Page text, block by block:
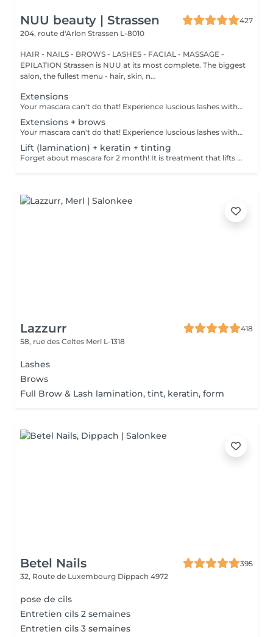
NUU beauty | Strassen
427
204, route d'Arlon Strassen L-8010
HAIR - NAILS - BROWS - LASHES - FACIAL - MASSAGE -
EPILATION Strassen is NUU at its most complete. The biggest
salon, the fullest menu - hair, skin, n...
Extensions
Your mascara can't do that! Experience luscious lashes with our professional lash extensions. Each artificial lash is expertly applied to your natural lashes, creating a fuller, longer, and darker look. Volume options: choose from 1D to 5D for the perfect fullness. Personalised choices: discuss your preferences for curves and colours with our expert. What to expect: - eye area is cleaned - tape and patches are applied to protect the skin - extensions are applied to your natural lashes - lashes are dried for a secure hold - tape and patches are removed Age restrictions: recommended to do from 16 years. Post procedure recommendations: do not wash eyelashes 24 hours after the procedure. Frequency: once in 3-4 weeks.
Extensions + brows
Your mascara can't do that! Experience luscious lashes with our professional lash extensions. Each artificial lash is expertly applied to your natural lashes, creating a fuller, longer, and darker look. Volume options: choose from 1D to 5D for the perfect fullness. Personalised choices: discuss your preferences for curves and colours with our expert. What to expect: - eye area is cleaned - tape and patches are applied to protect the skin - extensions are applied to your natural lashes - lashes are dried for a secure hold - tape and patches are removed Age restrictions: recommended to do from 16 years. Post procedure recommendations: do not wash eyelashes 24 hours after the procedure. Frequency: once in 3-4 weeks.
Lift (lamination) + keratin + tinting
Forget about mascara for 2 month! It is treatment that lifts and curls your natural lashes to make them look longer and give them an attractive shape that will open up your eyes. How is lash lamination done? - lashes are washed - eye pad is placed - silicone rods are placed - perming solution is applied - lifting solution is applied - noutralizing solution is applied - henna or paint is applied - keratin is applied - lashes are washed - silicone rods are removed Age restrictions: recommended to do from 14 years. Post procedure recommendations: do not wash eyelashes 24 hours after the procedure. Frequency: once in 4-6 weeks.
Lazzurr
418
58, rue des Celtes Merl L-1318
Lashes
Brows
Full Brow & Lash lamination, tint, keratin, form
Betel Nails
395
32, Route de Luxembourg Dippach 4972
pose de cils
Entretien cils 2 semaines
Entretien cils 3 semaines